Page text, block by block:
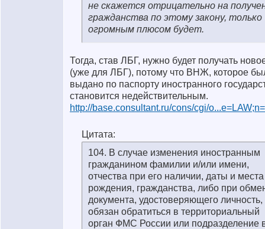
не скажется отрицательно на
гражданства по этому закону, только
огромным плюсом будет.
Тогда, став ЛБГ, нужно будет получать
(уже для ЛБГ), потому что ВНЖ, которое
выдано по паспорту иностранного
становится недействительным.
http://base.consultant.ru/cons/cgi/
Цитата:
104. В случае изменения иностранным
гражданином фамилии и/или имени,
отчества при его наличии, даты и места
рождения, гражданства, либо при
документа, удостоверяющего личность,
обязан обратиться в территориальный
орган ФМС России или подразделение